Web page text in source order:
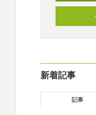
新着記事
記事